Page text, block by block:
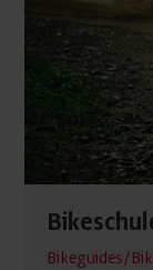
Bikeguides/